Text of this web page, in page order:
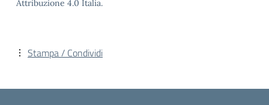
Attribuzione 4.0 Italia.
Stampa / Condividi